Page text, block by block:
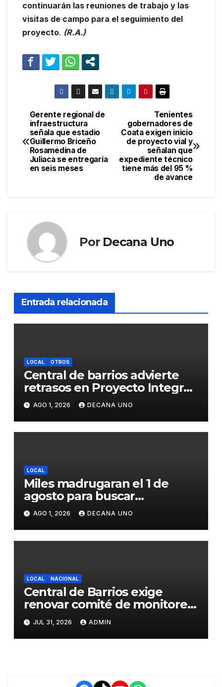
continuarán las reuniones de trabajo y las
visitas de campo para el seguimiento del
proyecto. (R.A.)
Navegación
de
entradas
Tenientes
gobernadores de
Coata exigen inicio
de proyecto vial y
señalan que
expediente técnico
tiene más del 95 %
de avance
Gerente regional de
infraestructura
señala que estadio
Guillermo Briceño
Rosamedina de
Juliaca se entregaría
en seis meses
Por Decana Uno
Entrada relacionada
LOCAL OTROS
Central de barrios advierte
retrasos en Proyecto Integral
de Agua y Alcantarillado para
Juliaca
AGO 1, 2026 DECANA UNO
LOCAL
Miles madrugaran el 1 de
agosto para buscar
piedrecillas en los ríos y
realizar la challa por la
riqueza y la prosperidad
AGO 1, 2026 DECANA UNO
LOCAL NACIONAL
Central de Barrios exige
renovar comité de monitoreo
del PIAA por presuntos
conflictos de interés y
retrasos
JUL 31, 2026 ADMIN